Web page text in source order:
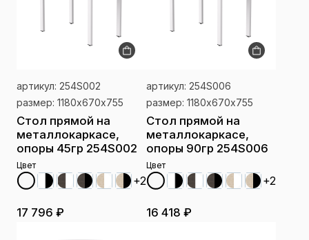
артикул: 254S002
размер: 1180х670x755
Стол прямой на
металлокаркасе,
опоры 45гр 254S002
Цвет
+2
17 796 ₽
артикул: 254S006
размер: 1180х670x755
Стол прямой на
металлокаркасе,
опоры 90гр 254S006
Цвет
+2
16 418 ₽